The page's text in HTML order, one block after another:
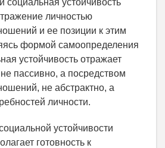
социальная устойчивость
личностью
и ее позиции к этим
формой самоопределения
устойчивость отражает
пассивно, а посредством
не абстрактно, а
личности.
устойчивости
готовность к